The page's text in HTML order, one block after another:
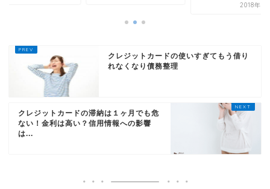
2018年3
クレジットカードの使いすぎてもう借り
れなくなり債務整理
クレジットカードの滞納は１ヶ月でも危
ない！金利は高い？信用情報への影響
は...